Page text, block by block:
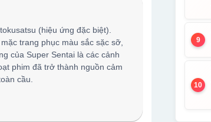
(hiệu ứng đặc biệt).
trang phục màu sắc sặc sỡ,
của Super Sentai là các cảnh
phim đã trở thành nguồn cảm
cầu.